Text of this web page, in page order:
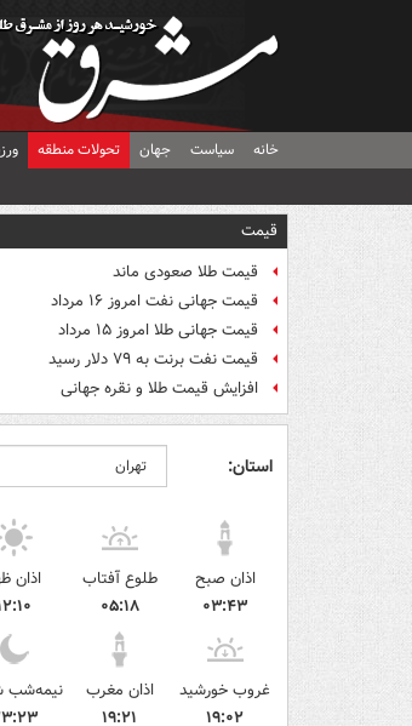
خانه سیاست جهان تحولات منطقه
قیمت
قیمت طلا صعودی ماند
قیمت جهانی نفت امروز ۱۶ مرداد
قیمت جهانی طلا امروز ۱۵ مرداد
قیمت نفت برنت به ۷۹ دلار رسید
افزایش قیمت طلا و نقره جهانی
استان:
اذان صبح
۰۳:۴۳
طلوع آفتاب
۰۵:۱۸
اذان
غروب خورشید
۱۹:۰۲
اذان مغرب
۱۹:۲۱
نیمه‌شب